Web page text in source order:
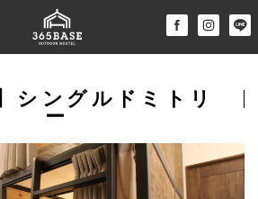
シングルドミトリ
ー